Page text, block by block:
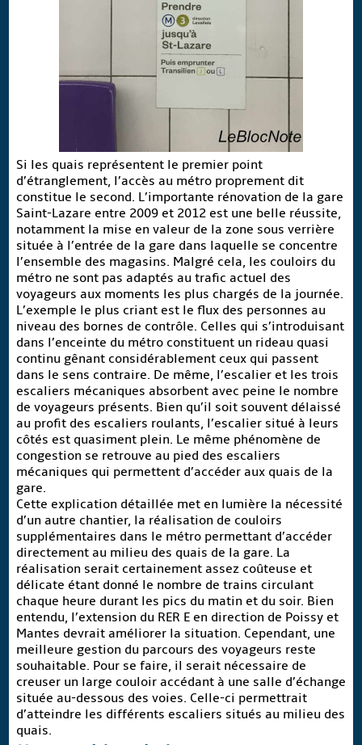
Si les quais représentent le premier point
d’étranglement, l’accès au métro proprement dit
constitue le second. L’importante rénovation de la gare
Saint-Lazare entre 2009 et 2012 est une belle réussite,
notamment la mise en valeur de la zone sous verrière
située à l’entrée de la gare dans laquelle se concentre
l’ensemble des magasins. Malgré cela, les couloirs du
métro ne sont pas adaptés au trafic actuel des
voyageurs aux moments les plus chargés de la journée.
L’exemple le plus criant est le flux des personnes au
niveau des bornes de contrôle. Celles qui s’introduisant
dans l’enceinte du métro constituent un rideau quasi
continu gênant considérablement ceux qui passent
dans le sens contraire. De même, l’escalier et les trois
escaliers mécaniques absorbent avec peine le nombre
de voyageurs présents. Bien qu’il soit souvent délaissé
au profit des escaliers roulants, l’escalier situé à leurs
côtés est quasiment plein. Le même phénomène de
congestion se retrouve au pied des escaliers
mécaniques qui permettent d’accéder aux quais de la
gare.
Cette explication détaillée met en lumière la nécessité
d’un autre chantier, la réalisation de couloirs
supplémentaires dans le métro permettant d’accéder
directement au milieu des quais de la gare. La
réalisation serait certainement assez coûteuse et
délicate étant donné le nombre de trains circulant
chaque heure durant les pics du matin et du soir. Bien
entendu, l’extension du RER E en direction de Poissy et
Mantes devrait améliorer la situation. Cependant, une
meilleure gestion du parcours des voyageurs reste
souhaitable. Pour se faire, il serait nécessaire de
creuser un large couloir accédant à une salle d’échange
située au-dessous des voies. Celle-ci permettrait
d’atteindre les différents escaliers situés au milieu des
quais.